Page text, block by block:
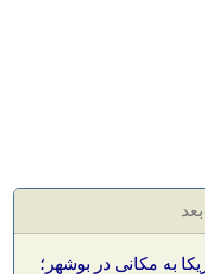
به مکانی در بوشهر؛